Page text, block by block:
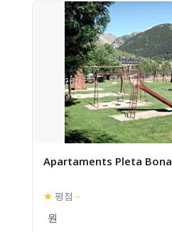
Apartaments Pleta Bona
★ 평점 –